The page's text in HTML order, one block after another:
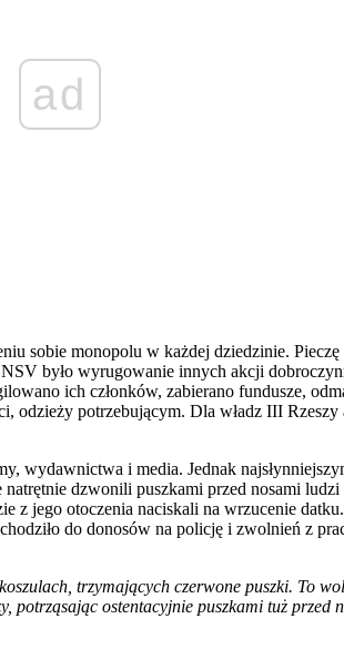
ad
sobie monopolu w każdej dziedzinie.
było wyrugowanie innych akcji
ich członków, zabierano fundusze,
potrzebującym. Dla władz III
wydawnictwa i media. Jednak
dzwonili puszkami przed nosami
z jego otoczenia naciskali na wrzucenie
do donosów na policję i zwolnień z
trzymających czerwone puszki. To
ostentacyjnie puszkami tuż przed